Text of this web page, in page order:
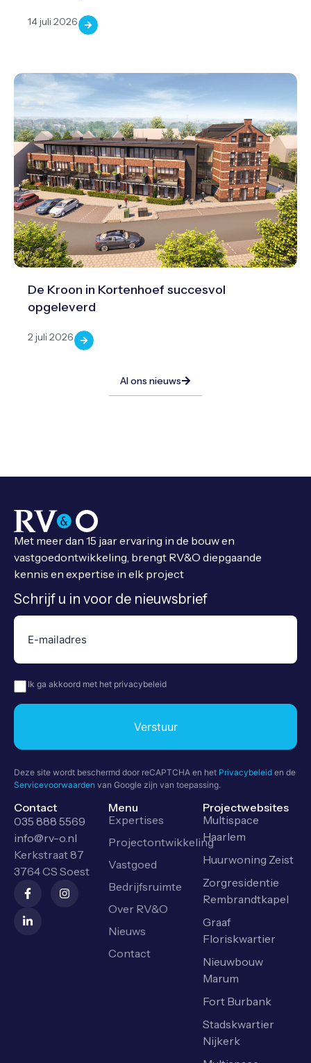
14 juli 2026
De Kroon in Kortenhoef succesvol
opgeleverd
2 juli 2026
Al ons nieuws
Met meer dan 15 jaar ervaring in de bouw en
vastgoedontwikkeling, brengt RV&O diepgaande
kennis en expertise in elk project
Schrijf u in voor de nieuwsbrief
E-
mailadres
Privacy(Vereist)
Ik ga akkoord met het privacybeleid
Verstuur
Deze site wordt beschermd door reCAPTCHA en het Privacybeleid en de
Servicevoorwaarden van Google zijn van toepassing.
Contact
035 888 5569
info@rv-o.nl
Kerkstraat 87
3764 CS Soest
Menu
Expertises
Projectontwikkeling
Vastgoed
Bedrijfsruimte
Over RV&O
Nieuws
Contact
Projectwebsites
Multispace
Haarlem
Huurwoning Zeist
Zorgresidentie
Rembrandtkapel
Graaf
Floriskwartier
Nieuwbouw
Marum
Fort Burbank
Stadskwartier
Nijkerk